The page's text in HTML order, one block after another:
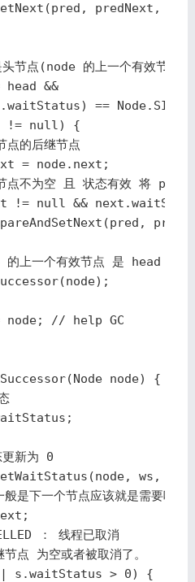
predNext,
节点(node 的上一个有效节点
head &&
==
!= null) {
的后继节点
= node.next;
不为空 且 状态有效 将 pred
!= null &&
一个有效节点 是 head， 或
node; // help GC
node) {
新为 0
ws, 0);
是下一个节点应该就是需要唤醒
： 线程已取消
点 为空或者被取消了。
s.waitStatus > 0) {